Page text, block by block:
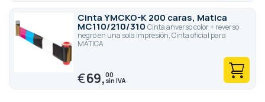
Cinta YMCKO-K 200 caras, Matica
MC110/210/310 Cinta anverso color + reverso
negro en una sola impresión, Cinta oficial para
MATICA
€69,00